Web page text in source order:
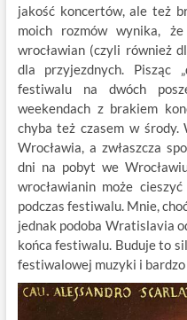
jakość koncertów, ale też
moich rozmów wynika,
wrocławian (czyli również
dla przyjezdnych. Pisząc
festiwalu na dwóch
weekendach z brakiem
chyba też czasem w środy.
Wrocławia, a zwłaszcza
dni na pobyt we
wrocławianin może
podczas festiwalu. Mnie,
jednak podoba Wratislavia
końca festiwalu. Buduje to
festiwalowej muzyki i bardzo